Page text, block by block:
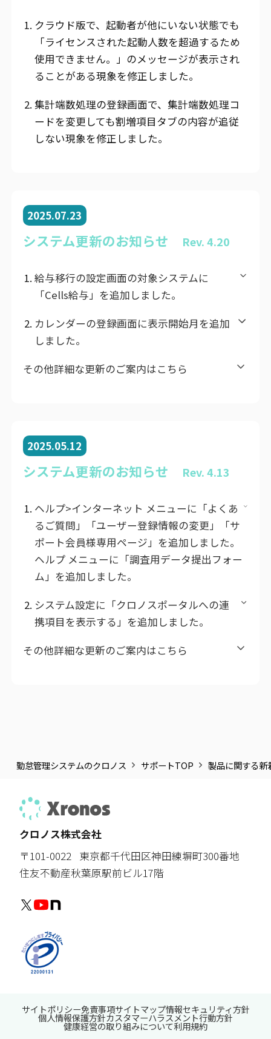
クラウド版で、起動者が他にいない状態でも
「ライセンスされた起動人数を超過するため
使用できません。」のメッセージが表示され
ることがある現象を修正しました。
集計端数処理の登録画面で、集計端数処理コ
ードを変更しても割増項目タブの内容が追従
しない現象を修正しました。
2025.07.23
システム更新のお知らせ Rev. 4.20
給与移行の設定画面の対象システムに
「Cells給与」を追加しました。
カレンダーの登録画面に表示開始月を追加
しました。
その他詳細な更新のご案内はこちら
2025.05.12
システム更新のお知らせ Rev. 4.13
ヘルプ>インターネット メニューに「よくあ
るご質問」「ユーザー登録情報の変更」「サ
ポート会員様専用ページ」を追加しました。
ヘルプ メニューに「調査用データ提出フォー
ム」を追加しました。
システム設定に「クロノスポータルへの連
携項目を表示する」を追加しました。
その他詳細な更新のご案内はこちら
勤怠管理システムのクロノス サポートTOP 製品に関する新
クロノス株式会社
〒101-0022 東京都千代田区神田練塀町300番地
住友不動産秋葉原駅前ビル17階
サイトポリシー免責事項サイトマップ情報セキュリティ方針
個人情報保護方針カスタマーハラスメント行動方針
健康経営の取り組みについて利用規約